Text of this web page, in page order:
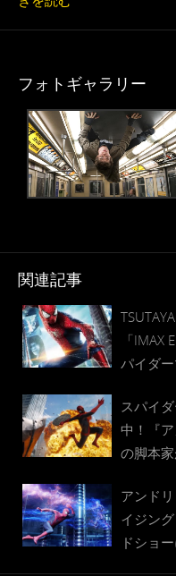
フォトギャラリー
関連記事
「
パイダ
スパイ
中！『
の脚本
アンド
イジン
ドショ